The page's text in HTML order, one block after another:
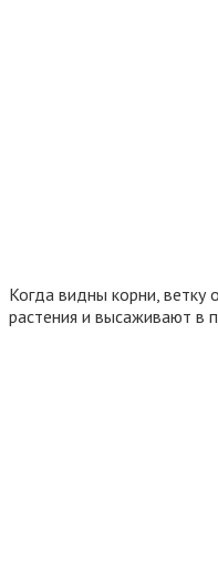
Когда видны корни, ветку
растения и высаживают в